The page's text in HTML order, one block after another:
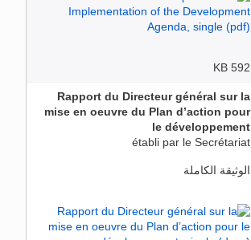
592 KB
Rapport du Directeur général sur la
mise en oeuvre du Plan d’action pour
le développement
établi par le Secrétariat
الوثيقة الكاملة